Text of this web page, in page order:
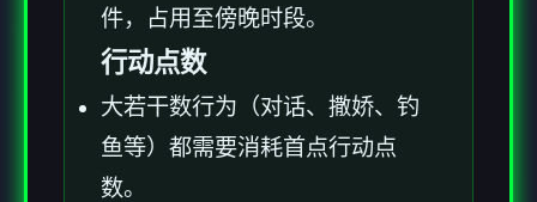
件，占用至傍晚时段。
行动点数
大若干数行为（对话、撒娇、钓
鱼等）都需要消耗首点行动点
数。